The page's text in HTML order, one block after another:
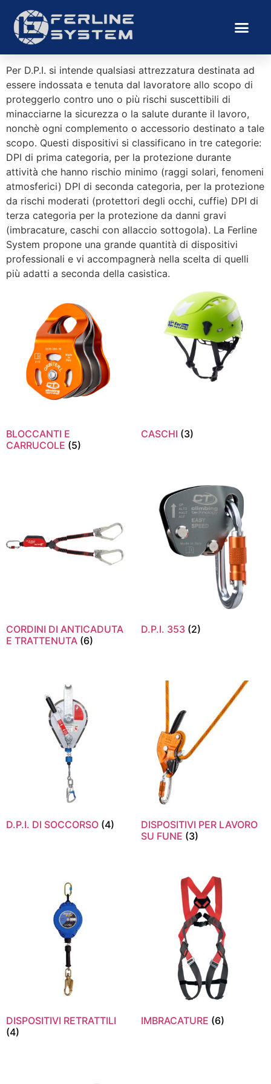
Home/ D.P.I
D.P.I
Per D.P.I. si intende qualsiasi attrezzatura destinata ad
essere indossata e tenuta dal lavoratore allo scopo di
proteggerlo contro uno o più rischi suscettibili di
minacciarne la sicurezza o la salute durante il lavoro,
nonchè ogni complemento o accessorio destinato a tale
scopo. Questi dispositivi si classificano in tre categorie:
DPI di prima categoria, per la protezione durante
attività che hanno rischio minimo (raggi solari, fenomeni
atmosferici) DPI di seconda categoria, per la protezione
da rischi moderati (protettori degli occhi, cuffie) DPI di
terza categoria per la protezione da danni gravi
(imbracature, caschi con allaccio sottogola). La Ferline
System propone una grande quantità di dispositivi
professionali e vi accompagnerà nella scelta di quelli
più adatti a seconda della casistica.
BLOCCANTI E
CARRUCOLE (5)
CASCHI (3)
CORDINI DI ANTICADUTA
E TRATTENUTA (6)
D.P.I. 353 (2)
D.P.I. DI SOCCORSO (4)
DISPOSITIVI PER LAVORO
SU FUNE (3)
DISPOSITIVI RETRATTILI
(4)
IMBRACATURE (6)